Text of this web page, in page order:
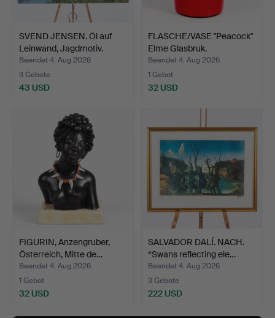
SVEND JENSEN. Öl auf
Leinwand, Jagdmotiv.
Beendet 4. Aug 2026
3 Gebote
43 USD
FLASCHE/VASE "Peacock"
Elme Glasbruk.
Beendet 4. Aug 2026
1 Gebot
32 USD
FIGURIN, Anzengruber,
Österreich, Mitte de…
Beendet 4. Aug 2026
1 Gebot
32 USD
SALVADOR DALÍ. NACH.
“Swans reflecting ele…
Beendet 4. Aug 2026
3 Gebote
222 USD